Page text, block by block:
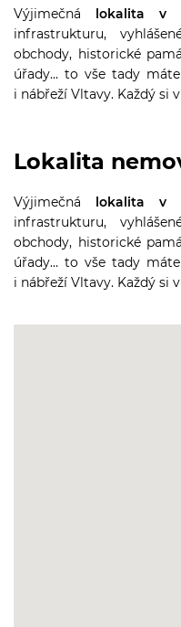
Výjimečná lokalita v
infrastrukturu,
obchody, historické
úřady… to vše tady
i nábřeží Vltavy. Každý si
Lokalita
Výjimečná lokalita v
infrastrukturu,
obchody, historické
úřady… to vše tady
i nábřeží Vltavy. Každý si